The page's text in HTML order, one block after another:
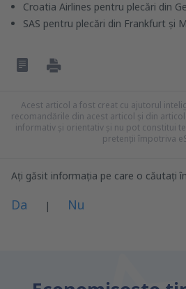
Croatia Airlines pentru plecări din
SAS pentru plecări din Frankfurt și
Acest articol a fost creat cu ajutorul
recomandările din acest articol și din
informativ și orientativ și nu pot constitui
pretenții împotriva
Ați găsit informația pe care o căutați
Da | Nu